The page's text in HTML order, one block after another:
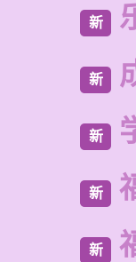
新
新
新
新
新